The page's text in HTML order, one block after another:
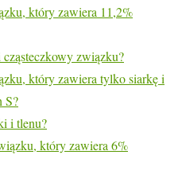
który zawiera 11,2%
związku?
który zawiera tylko siarkę i
S?
i tlenu?
który zawiera 6%